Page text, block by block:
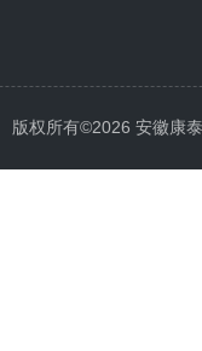
版权所有©2026 安徽康